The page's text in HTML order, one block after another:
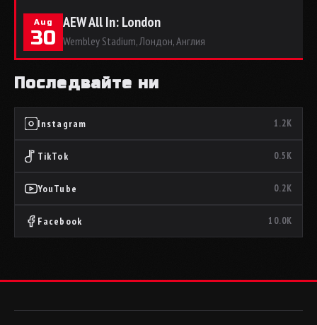
Aug
30
AEW All In: London
Wembley Stadium, Лондон, Англия
Последвайте ни
Instagram 1.2K
TikTok 0.5K
YouTube 0.2K
Facebook 10.0K